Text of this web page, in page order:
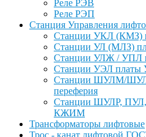
Реле РЭВ
Реле РЭП
Станция Управления
Станции УКЛ (КМЗ)
Станции УЛ (МЛЗ)
Станции УЛЖ / УПЛ
Станции УЭЛ платы
Станции ШУЛМ/
переферия
Станции ШУЛР,
КЖИМ
Трансформаторы лифтовые